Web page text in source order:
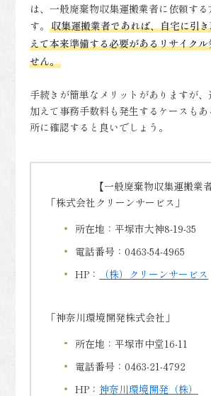
は、一般廃棄物収集運搬業者に依頼する
す。収集運搬業者であれば、自宅に引
えて本来準備する必要があるリサイク
せん。
手続きが簡単なメリットがありますが
加えて事務手数料も発生するケースも
所に確認すると良いでしょう。
【一般廃棄物収集運搬業者
「株式会社クリーンサービス」
所在地：平塚市大神8-19-35
電話番号：0463-54-4965
HP：
（株）クリーンサービス
「神奈川環境開発株式会社」
所在地：平塚市中堂16-11
電話番号：0463-21-4792
HP： 神奈川環境開発（株）